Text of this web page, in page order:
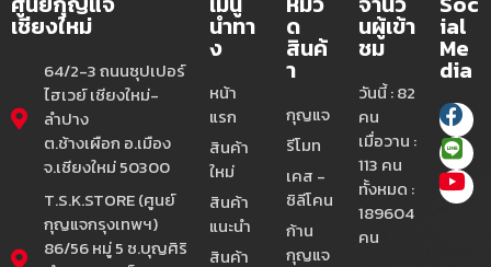
เชียงใหม่
64/2-3 ถนนซุปเปอร์
ไฮเวย์ เชียงใหม่-
ลำปาง
ต.ช้างเผือก อ.เมือง
จ.เชียงใหม่ 50300
T.S.K.STORE (ศูนย์
กุญแจกรุงเทพฯ)
86/56 หมู่ 5 ซ.บุญศิริ
นำทา
ง
หน้า
แรก
สินค้า
ใหม่
สินค้า
แนะนำ
สินค้า
ด
สินค้
า
กุญแจ
รีโมท
เคส -
ซิลีโคน
ก้าน
กุญแจ
นผู้เข้า
ชม
วันนี้ : 82
คน
เมื่อวาน :
113 คน
ทั้งหมด :
189604
คน
ial
Me
dia